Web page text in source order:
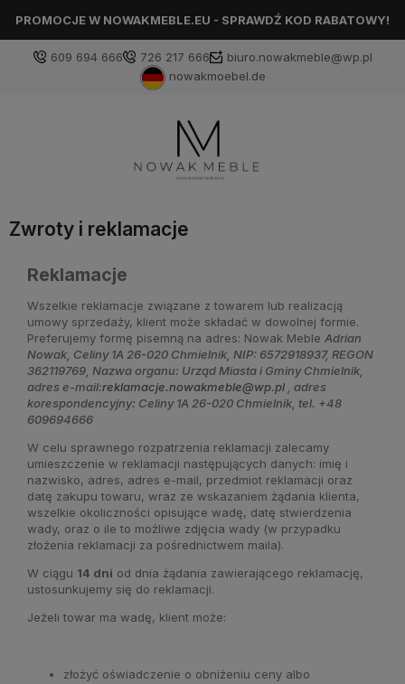
PROMOCJE W NOWAKMEBLE.EU - SPRAWDŹ KOD RABATOWY!
609 694 666 726 217 666
biuro.nowakmeble@wp.pl
nowakmoebel.de
Zwroty i reklamacje
Reklamacje
Wszelkie reklamacje związane z towarem lub realizacją
umowy sprzedaży, klient może składać w dowolnej formie.
Preferujemy formę pisemną na adres: Nowak Meble Adrian
Nowak, Celiny 1A 26-020 Chmielnik, NIP: 6572918937, REGON
362119769, Nazwa organu: Urząd Miasta i Gminy Chmielnik,
adres e-mail:reklamacje.nowakmeble@wp.pl , adres
korespondencyjny: Celiny 1A 26-020 Chmielnik, tel. +48
609694666
W celu sprawnego rozpatrzenia reklamacji zalecamy
umieszczenie w reklamacji następujących danych: imię i
nazwisko, adres, adres e-mail, przedmiot reklamacji oraz
datę zakupu towaru, wraz ze wskazaniem żądania klienta,
wszelkie okoliczności opisujące wadę, datę stwierdzenia
wady, oraz o ile to możliwe zdjęcia wady (w przypadku
złożenia reklamacji za pośrednictwem maila).
W ciągu 14 dni od dnia żądania zawierającego reklamację,
ustosunkujemy się do reklamacji.
Jeżeli towar ma wadę, klient może:
złożyć oświadczenie o obniżeniu ceny albo